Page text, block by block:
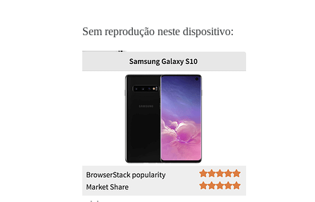
Sem reprodução neste dispositivo: